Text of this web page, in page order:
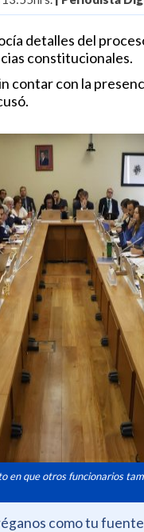
detalles del
constitucionales.
contar con la
en que otros funcionarios
como tu